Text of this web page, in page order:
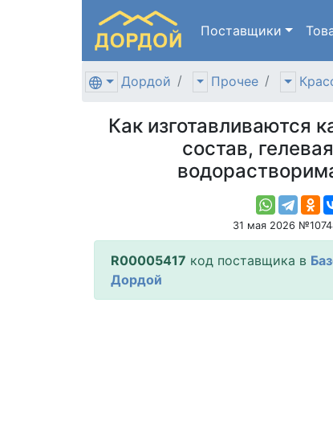
Поставщики
Дордой Прочее
Как изготавливаются
состав,
31 мая 2026
R00005417 код поставщика в
Дордой